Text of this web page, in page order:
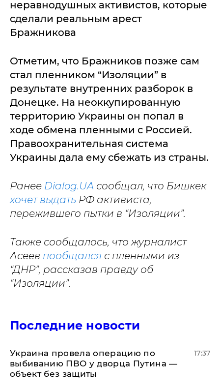
неравнодушных активистов, которые
сделали реальным арест
Бражникова
Отметим, что Бражников позже сам
стал пленником “Изоляции” в
результате внутренних разборок в
Донецке. На неоккупированную
территорию Украины он попал в
ходе обмена пленными с Россией.
Правоохранительная система
Украины дала ему сбежать из страны.
Ранее Dialog.UA сообщал, что Бишкек
хочет выдать РФ активиста,
пережившего пытки в “Изоляции”.
Также сообщалось, что журналист
Асеев пообщался с пленными из
“ДНР”, рассказав правду об
“Изоляции”.
Последние новости
Украина провела операцию по
выбиванию ПВО у дворца Путина —
объект без защиты
17:37